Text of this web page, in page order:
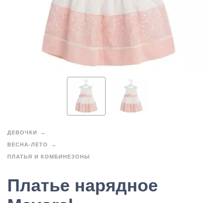
ДЕВОЧКИ
ВЕСНА-ЛЕТО
ПЛАТЬЯ И КОМБИНЕЗОНЫ
Платье нарядное